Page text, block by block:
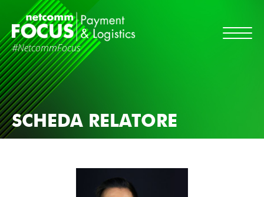
#NetcommFocus
SCHEDA RELATORE